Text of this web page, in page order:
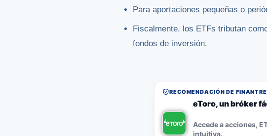
Para aportaciones pequeñas o
Fiscalmente, los ETFs tributan
fondos de inversión.
RECOMENDACIÓN DE
eToro, un bróker
Accede a acciones,
intuitiva.